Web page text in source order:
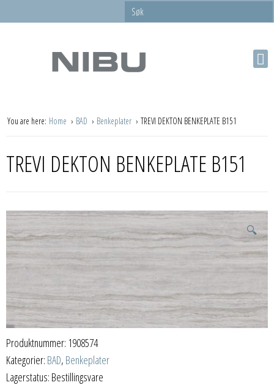
You are here: Home BAD Benkeplater TREVI DEKTON BENKEPLATE B151
TREVI DEKTON BENKEPLATE B151
🔍
Produktnummer: 1908574
Kategorier: BAD, Benkeplater
Lagerstatus: Bestillingsvare